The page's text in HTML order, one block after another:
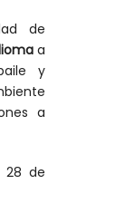
de
a
y
a
28 de